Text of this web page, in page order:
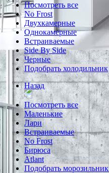
Посмотреть все
No Frost
Двухкамерные
Однокамерные
Встраиваемые
Side By Side
Черные
Подобрать холодильник
Назад
Посмотреть все
Маленькие
Лари
Встраиваемые
No Frost
Бирюса
Atlant
Подобрать морозильник